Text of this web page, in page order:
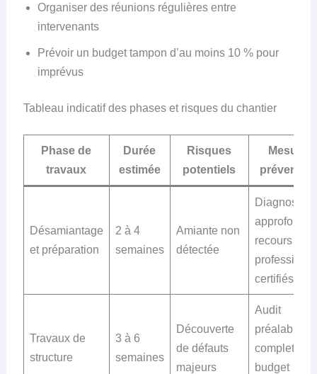
Organiser des réunions régulières entre
intervenants
Prévoir un budget tampon d’au moins 10 % pour
imprévus
Tableau indicatif des phases et risques du chantier
Phase de
travaux
Durée
estimée
Risques
potentiels
Mesures
Désamiantage
et préparation
2 à 4
semaines
Amiante non
détectée
Diagnostic
approfondi
recours à
certifiés
Travaux de
structure
3 à 6
semaines
Découverte
de défauts
majeurs
Audit
préalable
complet et
budget